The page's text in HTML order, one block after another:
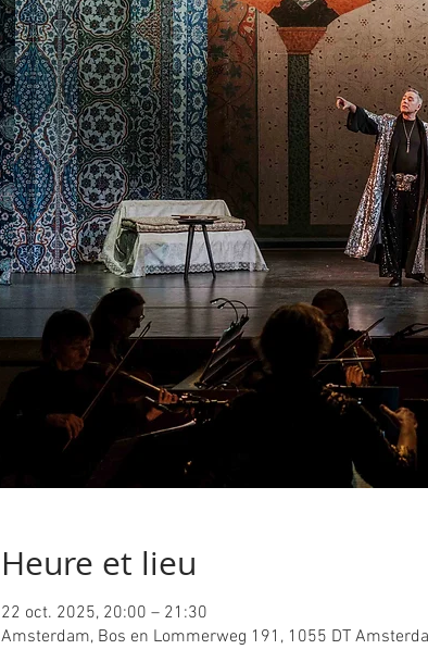
Heure et lieu
22 oct. 2025, 20:00 – 21:30
Amsterdam, Bos en Lommerweg 191, 1055 DT